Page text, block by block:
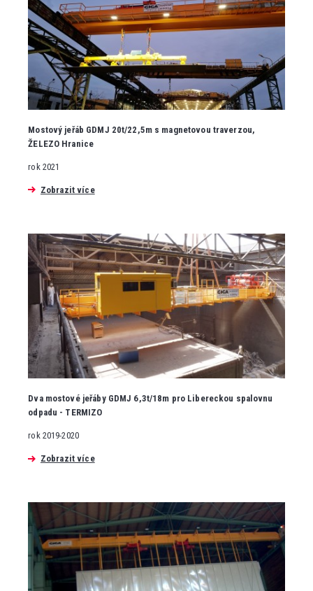
Mostový jeřáb GDMJ 20t/22,5m s magnetovou traverzou,
ŽELEZO Hranice
rok 2021
Zobrazit více
Dva mostové jeřáby GDMJ 6,3t/18m pro Libereckou spalovnu
odpadu - TERMIZO
rok 2019-2020
Zobrazit více